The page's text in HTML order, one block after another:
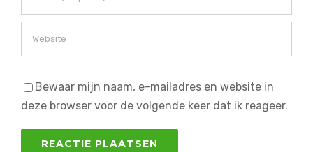
Bewaar mijn naam, e-mailadres en website in
deze browser voor de volgende keer dat ik reageer.